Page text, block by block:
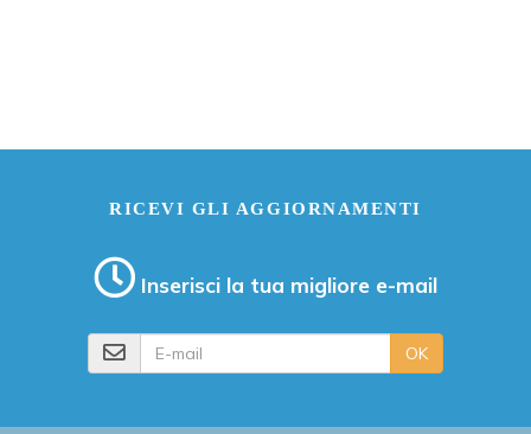
RICEVI GLI AGGIORNAMENTI
Inserisci la tua migliore e-mail
OK